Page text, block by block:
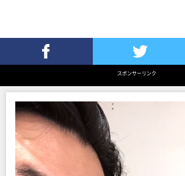
Twitterでツイート
スポンサーリンク